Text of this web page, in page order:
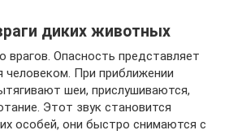
диких животных
врагов. Опасность представляет
человеком. При приближении
шеи, прислушиваются,
Этот звук становится
особей, они быстро снимаются с